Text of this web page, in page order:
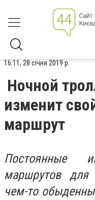
16:11, 28 січня 2019 р.
Ночной
изменит
маршрут
Постоянные
маршрутов для
чем-то